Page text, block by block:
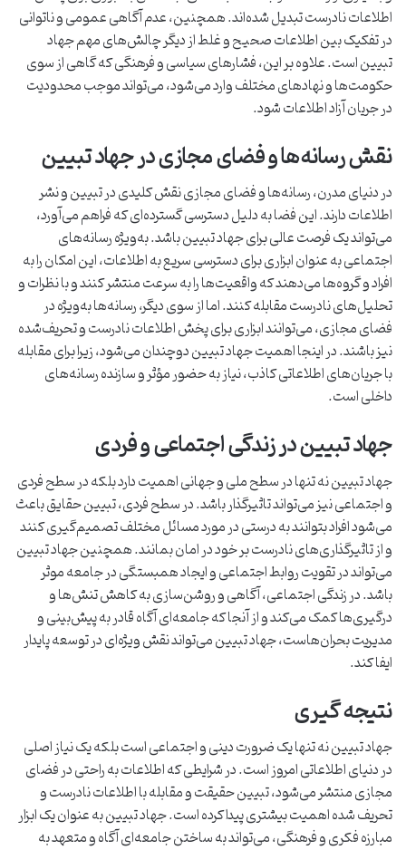
اطلاعات نادرست تبدیل شده‌اند. همچنین، عدم آگاهی عمومی و ناتوانی
در تفکیک بین اطلاعات صحیح و غلط از دیگر چالش‌های مهم جهاد
تبیین است. علاوه بر این، فشارهای سیاسی و فرهنگی که گاهی از سوی
حکومت‌ها و نهادهای مختلف وارد می‌شود، می‌تواند موجب محدودیت
در جریان آزاد اطلاعات شود.
نقش رسانه‌ها و فضای مجازی در جهاد تبیین
در دنیای مدرن، رسانه‌ها و فضای مجازی نقش کلیدی در تبیین و نشر
اطلاعات دارند. این فضا به دلیل دسترسی گسترده‌ای که فراهم می‌آورد،
می‌تواند یک فرصت عالی برای جهاد تبیین باشد. به‌ویژه رسانه‌های
اجتماعی به عنوان ابزاری برای دسترسی سریع به اطلاعات، این امکان را به
افراد و گروه‌ها می‌دهند که واقعیت‌ها را به سرعت منتشر کنند و با نظرات و
تحلیل‌های نادرست مقابله کنند. اما از سوی دیگر، رسانه‌ها به‌ویژه در
فضای مجازی، می‌توانند ابزاری برای پخش اطلاعات نادرست و تحریف‌شده
نیز باشند. در اینجا اهمیت جهاد تبیین دوچندان می‌شود، زیرا برای مقابله
با جریان‌های اطلاعاتی کاذب، نیاز به حضور مؤثر و سازنده رسانه‌های
داخلی است.
جهاد تبیین در زندگی اجتماعی و فردی
جهاد تبیین نه تنها در سطح ملی و جهانی اهمیت دارد بلکه در سطح فردی
و اجتماعی نیز می‌تواند تاثیرگذار باشد. در سطح فردی، تبیین حقایق باعث
می‌شود افراد بتوانند به درستی در مورد مسائل مختلف تصمیم‌گیری کنند
و از تاثیرگذاری‌های نادرست بر خود در امان بمانند. همچنین جهاد تبیین
می‌تواند در تقویت روابط اجتماعی و ایجاد همبستگی در جامعه موثر
باشد. در زندگی اجتماعی، آگاهی و روشن‌سازی به کاهش تنش‌ها و
درگیری‌ها کمک می‌کند و از آنجا که جامعه‌ای آگاه قادر به پیش‌بینی و
مدیریت بحران‌هاست، جهاد تبیین می‌تواند نقش ویژه‌ای در توسعه پایدار
ایفا کند.
نتیجه گیری
جهاد تبیین نه تنها یک ضرورت دینی و اجتماعی است بلکه یک نیاز اصلی
در دنیای اطلاعاتی امروز است. در شرایطی که اطلاعات به راحتی در فضای
مجازی منتشر می‌شود، تبیین حقیقت و مقابله با اطلاعات نادرست و
تحریف شده اهمیت بیشتری پیدا کرده است. جهاد تبیین به عنوان یک ابزار
مبارزه فکری و فرهنگی، می‌تواند به ساختن جامعه‌ای آگاه و متعهد به